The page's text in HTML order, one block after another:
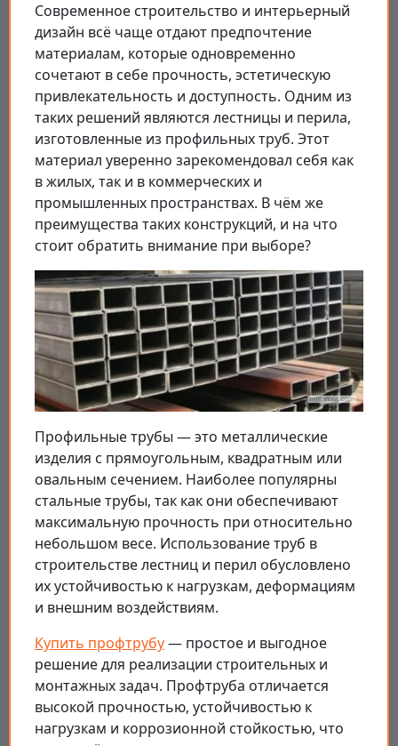
Современное строительство и интерьерный
дизайн всё чаще отдают предпочтение
материалам, которые одновременно
сочетают в себе прочность, эстетическую
привлекательность и доступность. Одним из
таких решений являются лестницы и перила,
изготовленные из профильных труб. Этот
материал уверенно зарекомендовал себя как
в жилых, так и в коммерческих и
промышленных пространствах. В чём же
преимущества таких конструкций, и на что
стоит обратить внимание при выборе?
Профильные трубы — это металлические
изделия с прямоугольным, квадратным или
овальным сечением. Наиболее популярны
стальные трубы, так как они обеспечивают
максимальную прочность при относительно
небольшом весе. Использование труб в
строительстве лестниц и перил обусловлено
их устойчивостью к нагрузкам, деформациям
и внешним воздействиям.
Купить профтрубу— простое и выгодное
решение для реализации строительных и
монтажных задач. Профтруба отличается
высокой прочностью, устойчивостью к
нагрузкам и коррозионной стойкостью, что